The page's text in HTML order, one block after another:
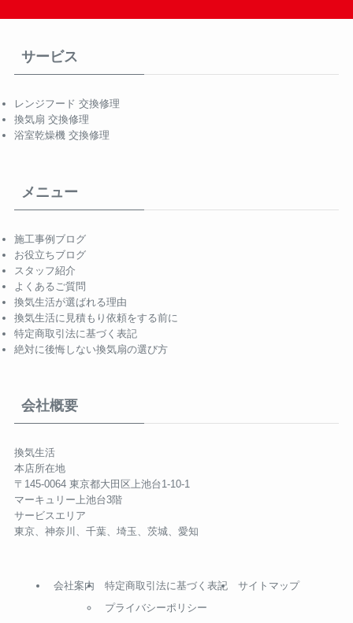
サービス
レンジフード 交換修理
換気扇 交換修理
浴室乾燥機 交換修理
メニュー
施工事例ブログ
お役立ちブログ
スタッフ紹介
よくあるご質問
換気生活が選ばれる理由
換気生活に見積もり依頼をする前に
特定商取引法に基づく表記
絶対に後悔しない換気扇の選び方
会社概要
換気生活
本店所在地
〒145-0064 東京都大田区上池台1-10-1
マーキュリー上池台3階
サービスエリア
東京、神奈川、千葉、埼玉、茨城、愛知
会社案内
特定商取引法に基づく表記
プライバシーポリシー
サイトマップ